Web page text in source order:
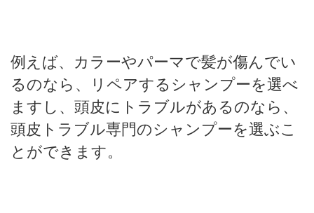
例えば、カラーやパーマで髪が傷んでい
るのなら、リペアするシャンプーを選べ
ますし、頭皮にトラブルがあるのなら、
頭皮トラブル専門のシャンプーを選ぶこ
とができます。